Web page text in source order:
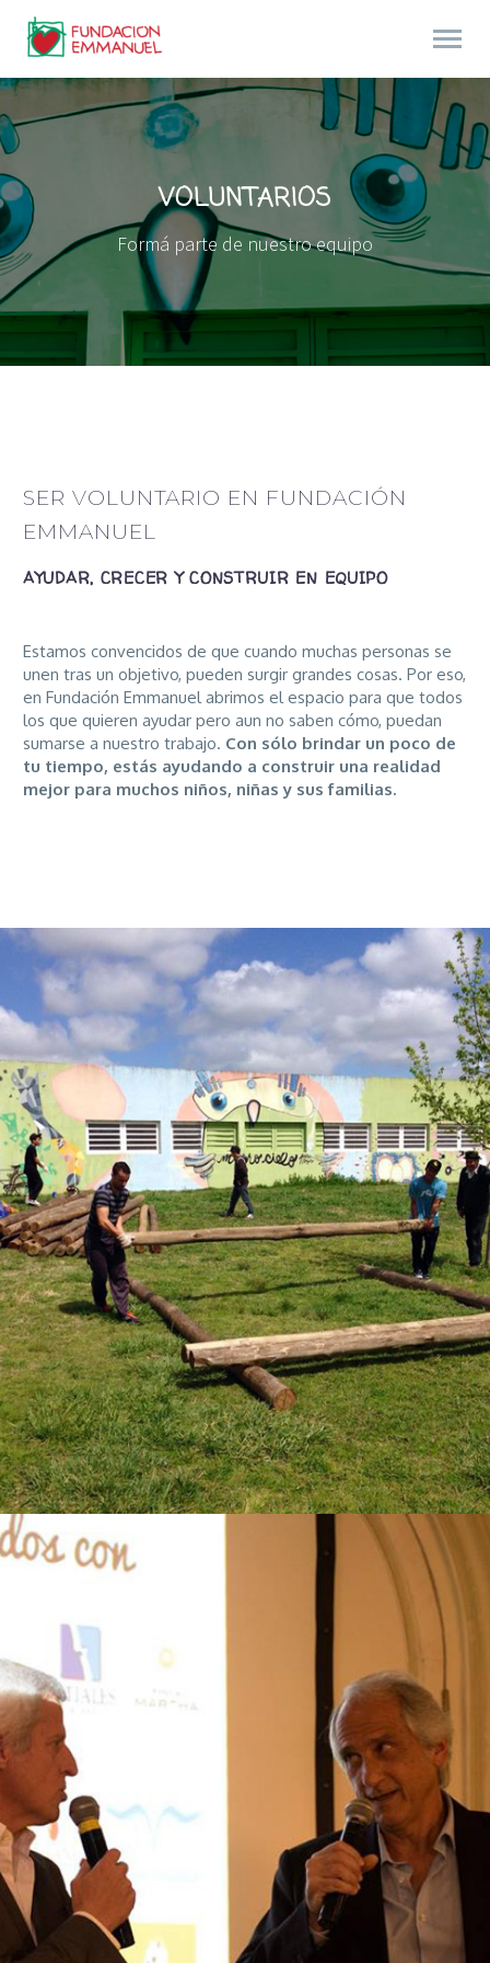
VOLUNTARIOS
Formá parte de nuestro equipo
SER VOLUNTARIO EN FUNDACIÓN
EMMANUEL
AYUDAR, CRECER Y CONSTRUIR EN EQUIPO
Estamos convencidos de que cuando muchas personas se
unen tras un objetivo, pueden surgir grandes cosas. Por eso,
en Fundación Emmanuel abrimos el espacio para que todos
los que quieren ayudar pero aun no saben cómo, puedan
sumarse a nuestro trabajo. Con sólo brindar un poco de
tu tiempo, estás ayudando a construir una realidad
mejor para muchos niños, niñas y sus familias.